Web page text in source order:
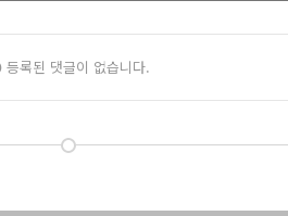
등록된 댓글이 없습니다.